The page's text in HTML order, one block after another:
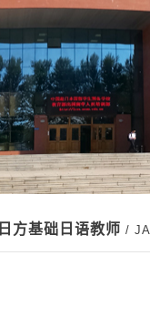
日方基础日语教师 /